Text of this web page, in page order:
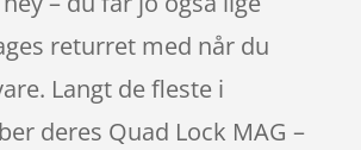
returret med når du
Langt de fleste i
deres Quad Lock MAG –